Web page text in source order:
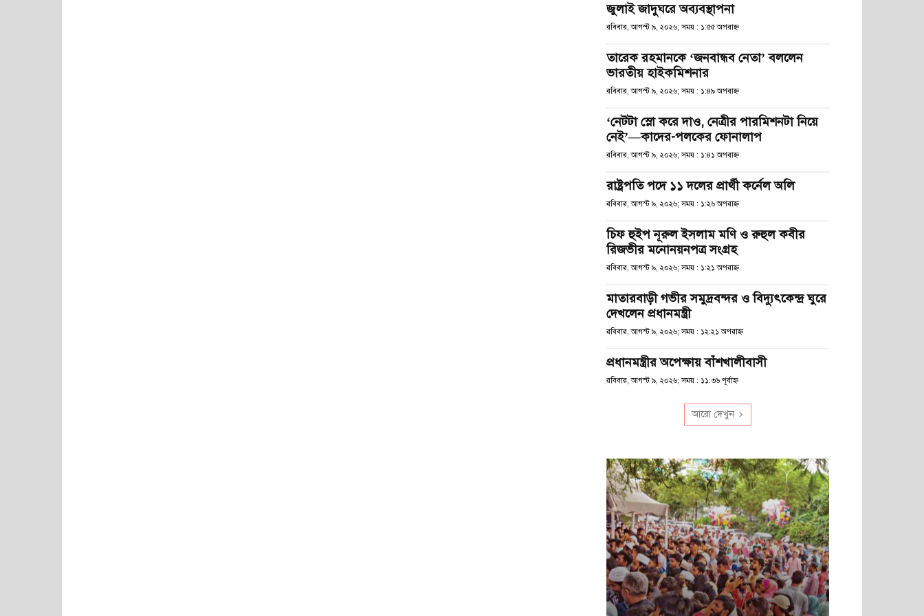
জুলাই জাদুঘরে অব্যবস্থাপনা
রবিবার, আগস্ট ৯, ২০২৬; সময় : ১:৫৫ অপরাহ্ণ
তারেক রহমানকে ‘জনবান্ধব নেতা’ বললেন
ভারতীয় হাইকমিশনার
রবিবার, আগস্ট ৯, ২০২৬; সময় : ১:৪৯ অপরাহ্ণ
‘নেটটা স্লো করে দাও, নেত্রীর পারমিশনটা নিয়ে
নেই’—কাদের-পলকের ফোনালাপ
রবিবার, আগস্ট ৯, ২০২৬; সময় : ১:৪১ অপরাহ্ণ
রাষ্ট্রপতি পদে ১১ দলের প্রার্থী কর্নেল অলি
রবিবার, আগস্ট ৯, ২০২৬; সময় : ১:২৬ অপরাহ্ণ
চিফ হুইপ নূরুল ইসলাম মণি ও রুহুল কবীর
রিজভীর মনোনয়নপত্র সংগ্রহ
রবিবার, আগস্ট ৯, ২০২৬; সময় : ১:২১ অপরাহ্ণ
মাতারবাড়ী গভীর সমুদ্রবন্দর ও বিদ্যুৎকেন্দ্র ঘুরে
দেখলেন প্রধানমন্ত্রী
রবিবার, আগস্ট ৯, ২০২৬; সময় : ১২:২১ অপরাহ্ণ
প্রধানমন্ত্রীর অপেক্ষায় বাঁশখালীবাসী
রবিবার, আগস্ট ৯, ২০২৬; সময় : ১১:৩৬ পূর্বাহ্ণ
আরো দেখুন